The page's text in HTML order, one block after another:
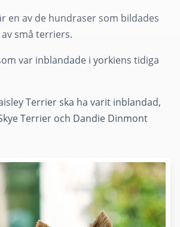
en av de hundraser som bildades
små terriers.
var inblandade i yorkiens tidiga
Terrier ska ha varit inblandad,
Terrier och Dandie Dinmont